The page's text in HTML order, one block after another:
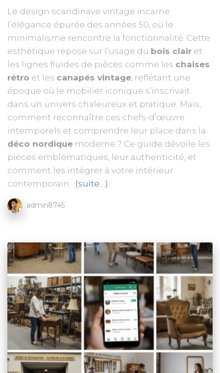
Le design scandinave vintage incarne
l’élégance épurée des années 50, où le
minimalisme rencontre la fonctionnalité. Cette
esthétique repose sur l’usage du bois clair et
les lignes fluides de pièces comme les chaises
rétro et les canapés vintage, reflétant une
époque où le mobilier iconique s’inscrivait
dans un univers chaleureux et pratique. Mais,
comment reconnaître ces chefs-d’œuvre
intemporels et comprendre leur place dans la
déco nordique moderne ? Ce guide dévoile les
pièces emblématiques, leur authenticité, et
comment les intégrer à votre intérieur
contemporain. (suite…)
admin8745